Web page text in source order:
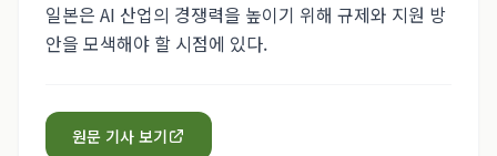
일본은 AI 산업의 경쟁력을 높이기 위해 규제와 지원 방
안을 모색해야 할 시점에 있다.
원문 기사 보기